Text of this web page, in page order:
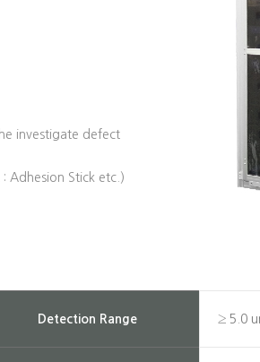
investigate defect
Adhesion Stick etc.)
Detection Range ≥ 5.0